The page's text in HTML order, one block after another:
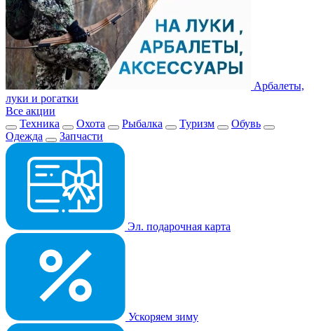
Арбалеты,
луки и рогатки
Все акции
Техника
Охота Рыбалка Туризм
Обувь
Одежда
Запчасти
Эл. подарочная карта
Ускоряем зиму